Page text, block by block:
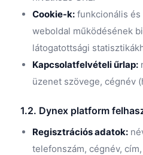
Cookie-k: funkcionális
weboldal működésének
látogatottsági
Kapcsolatfelvételi űrlap:
üzenet szövege, cégnév
1.2. Dynex platform
Regisztrációs adatok:
telefonszám, cégnév,